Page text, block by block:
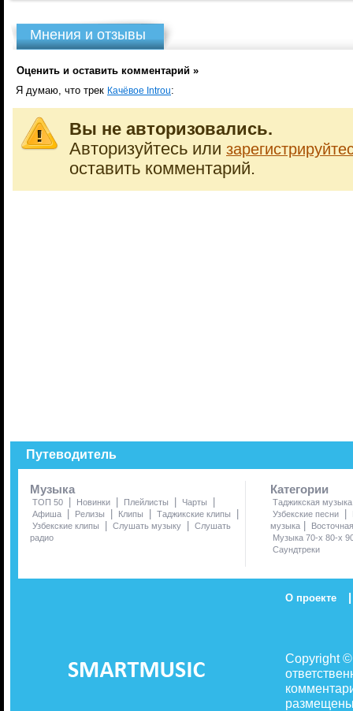
Мнения и отзывы
Оценить и оставить комментарий »
Я думаю, что трек Качёвое Introu:
Вы не авторизовались.
Авторизуйтесь или
оставить комментарий.
Путеводитель
Музыка
ТОП 50 | Новинки | Плейлисты | Чарты |
Афиша | Релизы | Клипы | Таджикские клипы |
Узбекские клипы | Слушать музыку | Слушать
радио
Категории
Таджикская музыка
Узбекские песни
|
музыка |
Музыка 70-х 80-х
Саундтреки
О проекте |
Copyright
размещены